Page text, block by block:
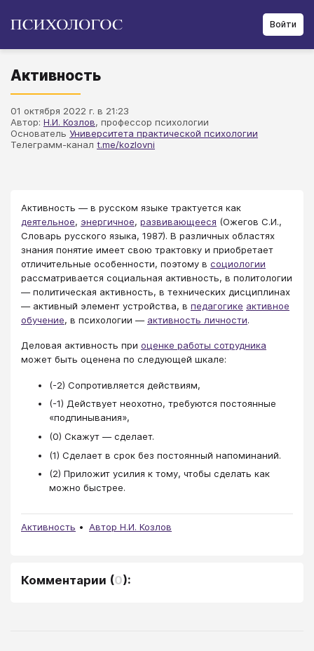
Войти
Активность
01 октября 2022 г. в 21:23
Автор: Н.И. Козлов, профессор психологии
Основатель Университета практической психологии
Телеграмм-канал t.me/kozlovni
Активность — в русском языке трактуется как
деятельное, энергичное, развивающееся (Ожегов С.И.,
Словарь русского языка, 1987). В различных областях
знания понятие имеет свою трактовку и приобретает
отличительные особенности, поэтому в социологии
рассматривается социальная активность, в политологии
— политическая активность, в технических дисциплинах
— активный элемент устройства, в педагогике активное
обучение, в психологии — активность личности.
Деловая активность при оценке работы сотрудника
может быть оценена по следующей шкале:
(-2) Сопротивляется действиям,
(-1) Действует неохотно, требуются постоянные
«подпинывания»,
(0) Скажут — сделает.
(1) Сделает в срок без постоянный напоминаний.
(2) Приложит усилия к тому, чтобы сделать как
можно быстрее.
Активность Автор Н.И. Козлов
Комментарии (0):